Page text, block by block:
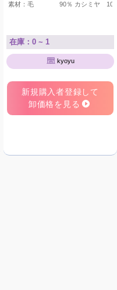
素材：毛 90％ カシミヤ 10％
在庫：0 ~ 1
kyoyu
新規購入者登録して
卸価格を見る